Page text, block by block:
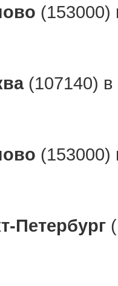
(107140) в
Петербург